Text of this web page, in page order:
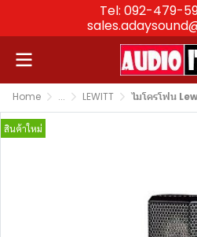
Tel: 092-479-
Home ... LEWITT ไมโครโฟน
สินค้าใหม่